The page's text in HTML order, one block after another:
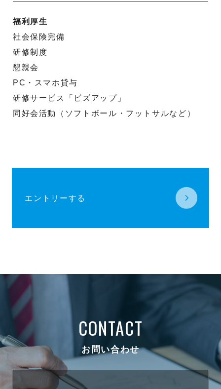
福利厚生
社会保険完備
研修制度
懇親会
PC・スマホ貸与
研修サービス「ビズアップ」
同好会活動（ソフトボール・フットサルなど）
エントリーする
CONTACT
お問い合わせ